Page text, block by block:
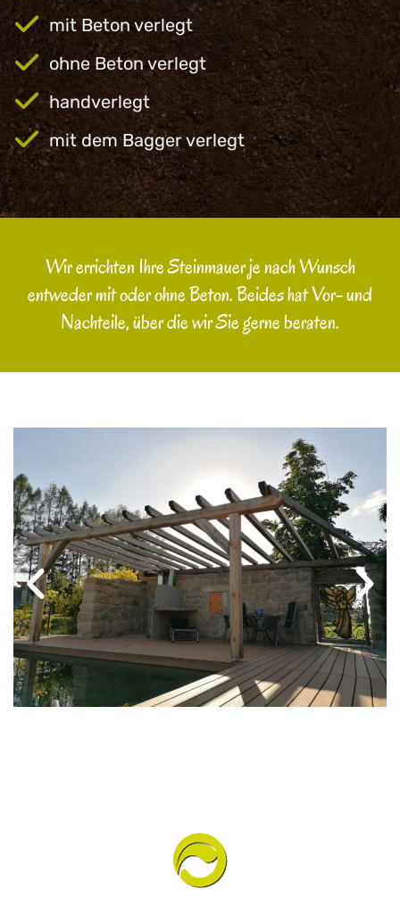
mit Beton verlegt
ohne Beton verlegt
handverlegt
mit dem Bagger verlegt
Wir errichten Ihre Steinmauer je nach Wunsch
entweder mit oder ohne Beton. Beides hat Vor- und
Nachteile, über die wir Sie gerne beraten.